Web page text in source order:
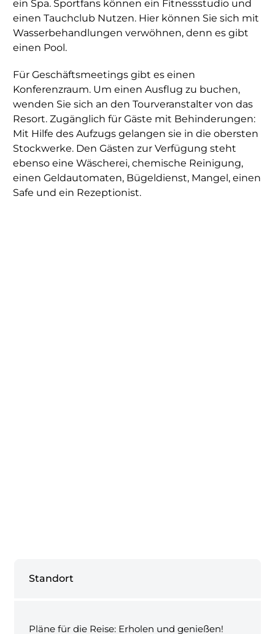
ein Spa. Sportfans können ein Fitnessstudio und
einen Tauchclub Nutzen. Hier können Sie sich mit
Wasserbehandlungen verwöhnen, denn es gibt
einen Pool.
Für Geschäftsmeetings gibt es einen
Konferenzraum. Um einen Ausflug zu buchen,
wenden Sie sich an den Tourveranstalter von das
Resort. Zugänglich für Gäste mit Behinderungen:
Mit Hilfe des Aufzugs gelangen sie in die obersten
Stockwerke. Den Gästen zur Verfügung steht
ebenso eine Wäscherei, chemische Reinigung,
einen Geldautomaten, Bügeldienst, Mangel, einen
Safe und ein Rezeptionist.
Standort
Pläne für die Reise: Erholen und genießen!